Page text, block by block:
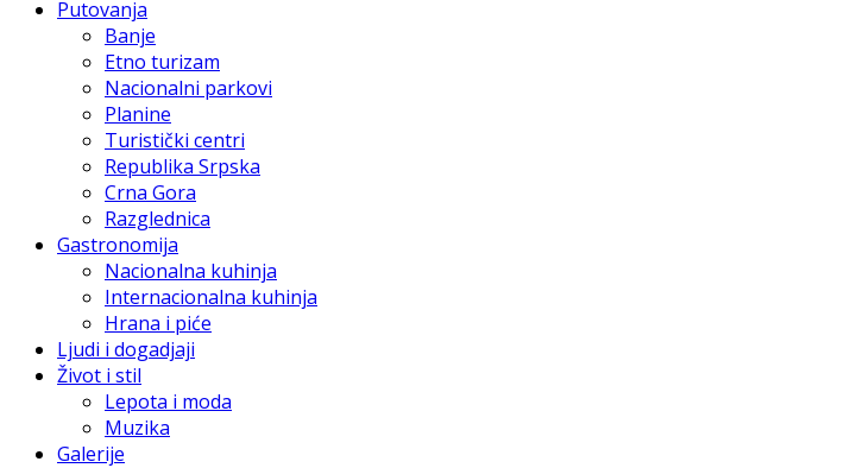
Putovanja
Banje
Etno turizam
Nacionalni parkovi
Planine
Turistički centri
Republika Srpska
Crna Gora
Razglednica
Gastronomija
Nacionalna kuhinja
Internacionalna kuhinja
Hrana i piće
Ljudi i dogadjaji
Život i stil
Lepota i moda
Muzika
Galerije